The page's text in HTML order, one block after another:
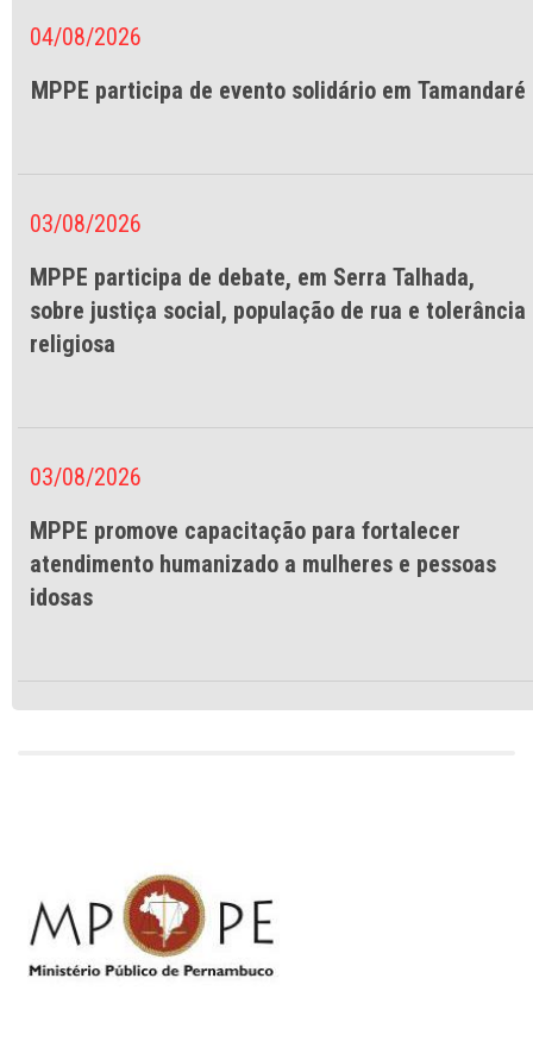
04/08/2026
MPPE participa de evento solidário em Tamandaré
03/08/2026
MPPE participa de debate, em Serra Talhada,
sobre justiça social, população de rua e tolerância
religiosa
03/08/2026
MPPE promove capacitação para fortalecer
atendimento humanizado a mulheres e pessoas
idosas